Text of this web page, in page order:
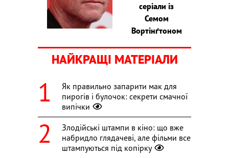
серіали із
Семом
Вортінґтоном
НАЙКРАЩІ МАТЕРІАЛИ
Як правильно запарити мак для
пирогів і булочок: секрети смачної
випічки
Злодійські штампи в кіно: що вже
набридло глядачеві, але фільми все
штампуються під копірку